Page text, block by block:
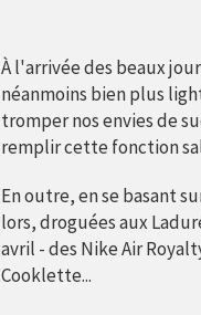
À l'arrivée des beaux
néanmoins bien plus
tromper nos envies de
remplir cette fonction
En outre, en se basant
lors, droguées aux
avril - des Nike Air
Cooklette...